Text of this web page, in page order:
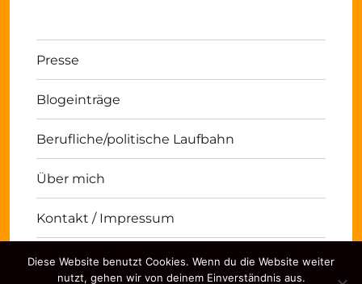
Presse
Blogeinträge
Berufliche/politische Laufbahn
Über mich
Kontakt / Impressum
Michael Panse Kontakt / Impressum
Stolz
Diese Website benutzt Cookies. Wenn du die Website weiter
nutzt, gehen wir von deinem Einverständnis aus.